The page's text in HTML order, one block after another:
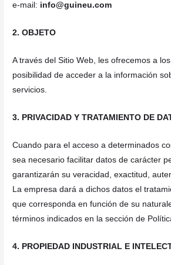
e-mail: info@guineu.com
2. OBJETO
A través del Sitio Web, les ofrecemos a
posibilidad de acceder a la información
servicios.
3. PRIVACIDAD Y TRATAMIENTO DE
Cuando para el acceso a determinados
sea necesario facilitar datos de carácter
garantizarán su veracidad, exactitud,
La empresa dará a dichos datos el
que corresponda en función de su
términos indicados en la sección de
4. PROPIEDAD INDUSTRIAL E